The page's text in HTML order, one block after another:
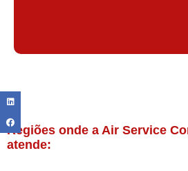
Regiões onde a Air Service
atende: